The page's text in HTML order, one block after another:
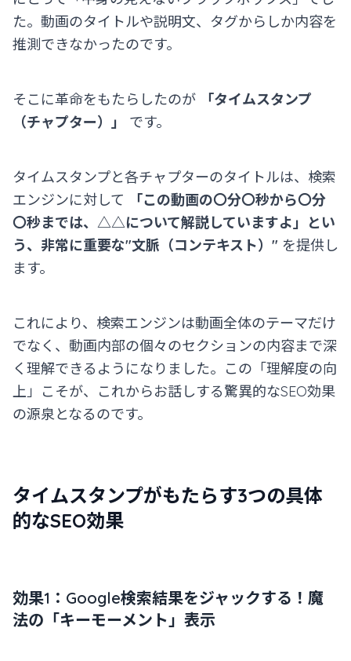
た。動画のタイトルや説明文、タグからしか内容を
推測できなかったのです。
そこに革命をもたらしたのが
「タイムスタンプ
（チャプター）」
です。
タイムスタンプと各チャプターのタイトルは、検索
エンジンに対して
「この動画の〇分〇秒から〇分
〇秒までは、△△について解説していますよ」とい
う、非常に重要な"文脈（コンテキスト）" を提供し
ます。
これにより、検索エンジンは動画全体のテーマだけ
でなく、動画内部の個々のセクションの内容まで深
く理解できるようになりました。この「理解度の向
上」こそが、これからお話しする驚異的なSEO効果
の源泉となるのです。
タイムスタンプがもたらす3つの具体
的なSEO効果
効果1：Google検索結果をジャックする！魔
法の「キーモーメント」表示